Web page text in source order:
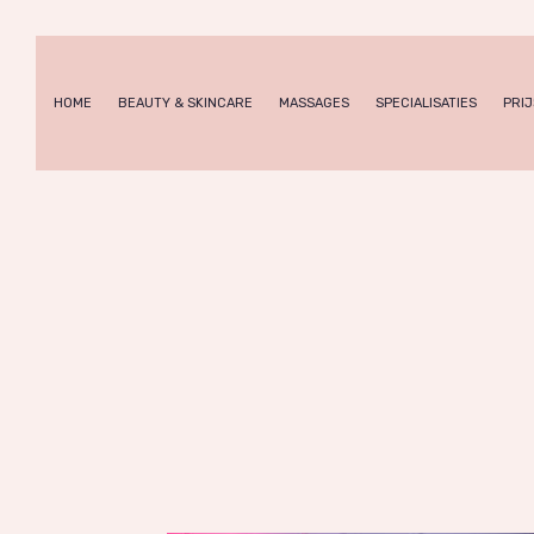
HOME BEAUTY & SKINCARE MASSAGES SPECIALISATIES